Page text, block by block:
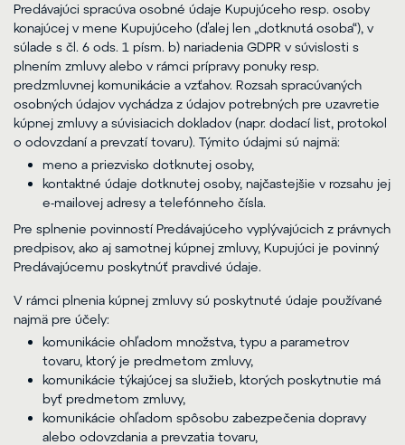
Predávajúci spracúva osobné údaje Kupujúceho resp. osoby
konajúcej v mene Kupujúceho (ďalej len „dotknutá osoba“), v
súlade s čl. 6 ods. 1 písm. b) nariadenia GDPR v súvislosti s
plnením zmluvy alebo v rámci prípravy ponuky resp.
predzmluvnej komunikácie a vzťahov. Rozsah spracúvaných
osobných údajov vychádza z údajov potrebných pre uzavretie
kúpnej zmluvy a súvisiacich dokladov (napr. dodací list, protokol
o odovzdaní a prevzatí tovaru). Týmito údajmi sú najmä:
meno a priezvisko dotknutej osoby,
kontaktné údaje dotknutej osoby, najčastejšie v rozsahu jej
e-mailovej adresy a telefónneho čísla.
Pre splnenie povinností Predávajúceho vyplývajúcich z právnych
predpisov, ako aj samotnej kúpnej zmluvy, Kupujúci je povinný
Predávajúcemu poskytnúť pravdivé údaje.
V rámci plnenia kúpnej zmluvy sú poskytnuté údaje používané
najmä pre účely:
komunikácie ohľadom množstva, typu a parametrov
tovaru, ktorý je predmetom zmluvy,
komunikácie týkajúcej sa služieb, ktorých poskytnutie má
byť predmetom zmluvy,
komunikácie ohľadom spôsobu zabezpečenia dopravy
alebo odovzdania a prevzatia tovaru,